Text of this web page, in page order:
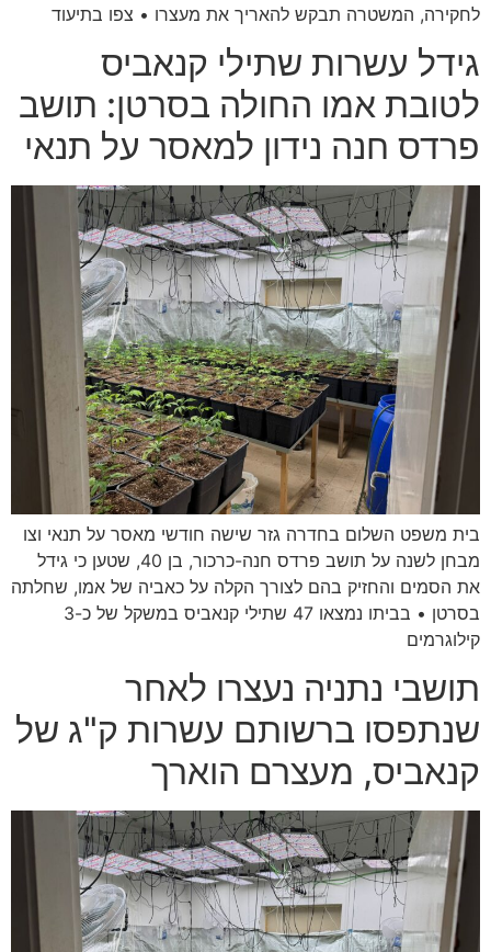
לחקירה, המשטרה תבקש להאריך את מעצרו • צפו בתיעוד
גידל עשרות שתילי קנאביס
לטובת אמו החולה בסרטן: תושב
פרדס חנה נידון למאסר על תנאי
בית משפט השלום בחדרה גזר שישה חודשי מאסר על תנאי וצו
מבחן לשנה על תושב פרדס חנה-כרכור, בן 40, שטען כי גידל
את הסמים והחזיק בהם לצורך הקלה על כאביה של אמו, שחלתה
בסרטן • בביתו נמצאו 47 שתילי קנאביס במשקל של כ-3
קילוגרמים
תושבי נתניה נעצרו לאחר
שנתפסו ברשותם עשרות ק"ג של
קנאביס, מעצרם הוארך